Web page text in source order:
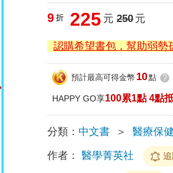
9 折 225 元 250元
認購希望書包，幫助弱勢
預計最高可得金幣 10點 ?
HAPPY GO享100累1點 4點
分類： 中文書 ＞ 醫療保健
作者： 醫學菁英社